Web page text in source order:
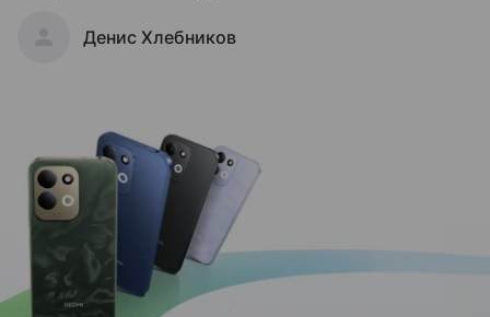
Денис Хлебников